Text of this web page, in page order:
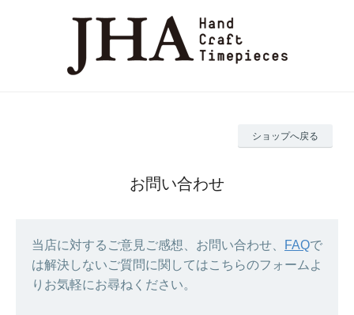
ショップへ戻る
お問い合わせ
当店に対するご意見ご感想、お問い合わせ、 FAQで
は解決しないご質問に関してはこちらのフォームよ
りお気軽にお尋ねください。